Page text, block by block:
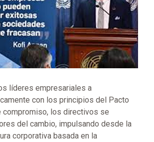
líderes empresariales a
con los principios del Pacto
compromiso, los directivos se
del cambio, impulsando desde la
corporativa basada en la